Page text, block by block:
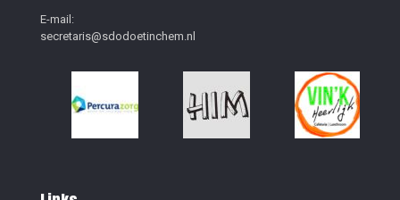
E-mail:
secretaris@sdodoetinchem.nl